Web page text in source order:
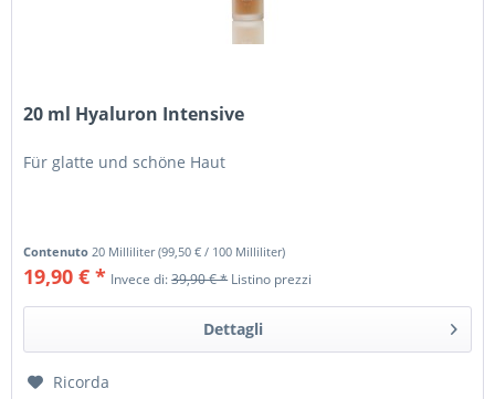
20 ml Hyaluron Intensive
Für glatte und schöne Haut
Contenuto20 Milliliter(99,50 € / 100 Milliliter)
19,90 € * Invece di:39,90 € *Listino prezzi
Dettagli
Ricorda